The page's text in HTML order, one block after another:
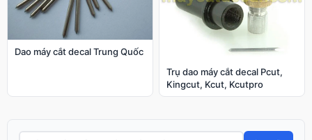
Dao máy cắt decal Trung Quốc
Trụ dao máy cắt decal Pcut,
Kingcut, Kcut, Kcutpro